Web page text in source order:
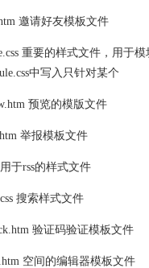
邀请好友模板文件
重要的样式文件，用于
中写入只针对某个
预览的模版文件
举报模板文件
用于rss的样式文件
搜索样式文件
验证码验证模板文件
空间的编辑器模板文件